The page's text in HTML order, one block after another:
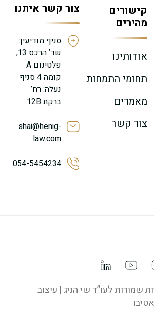
קישורים
מהירים
אודותינו
תחומי התמחות
מאמרים
צור קשר
צור קשר איתנו
סניף מודיעין:
שד’ הרכס 13,
פלטינום A
קומה 4 סניף
נעלה: רח’
ברקת 12B
shai@henig-
law.com
054-5454234
שמורות לעו”ד שי הניג | עיצוב